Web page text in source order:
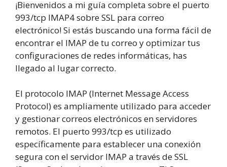
¡Bienvenidos a mi guía completa sobre el puerto
993/tcp IMAP4 sobre SSL para correo
electrónico! Si estás buscando una forma fácil de
encontrar el IMAP de tu correo y optimizar tus
configuraciones de redes informáticas, has
llegado al lugar correcto.
El protocolo IMAP (Internet Message Access
Protocol) es ampliamente utilizado para acceder
y gestionar correos electrónicos en servidores
remotos. El puerto 993/tcp es utilizado
específicamente para establecer una conexión
segura con el servidor IMAP a través de SSL